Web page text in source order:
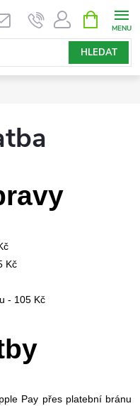
HLEDAT
NÁKUPNÍ
KOŠÍK
Kč
- 105 Kč
Pay přes platební bránu